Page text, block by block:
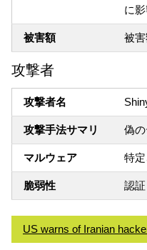
に影
被害額 被
攻撃者
攻撃者名
攻撃手法サマリ 偽
マルウェア 特
脆弱性 認
US warns of Iranian